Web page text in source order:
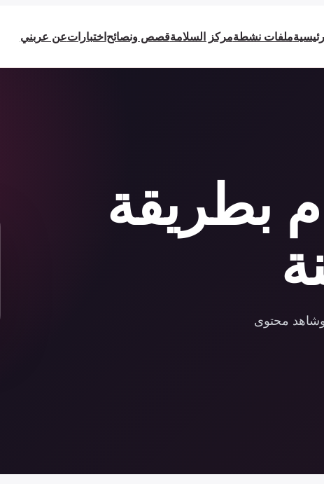
ملفات نشطةمركز السلامةقصص ونصائح اختباراتعن عربني
بطريقة
وشاهد محتوى